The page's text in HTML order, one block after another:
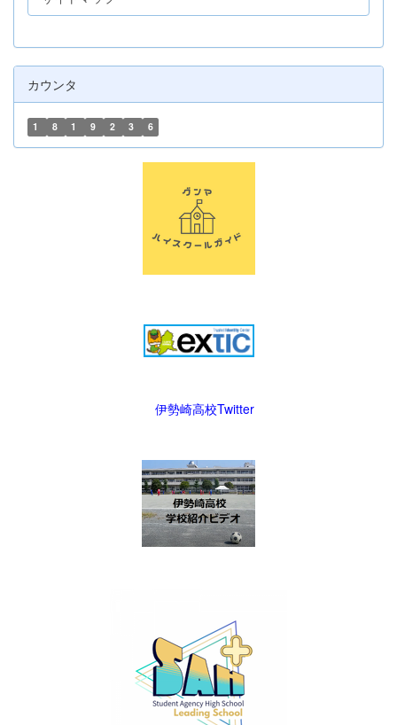
カウンタ
1 8 1 9 2 3 6
伊勢崎高校Twitter